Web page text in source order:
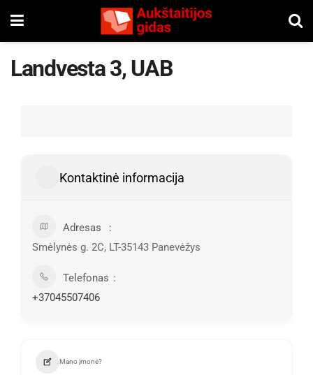
Landvesta 3, UAB
Kontaktinė informacija
Adresas
Smėlynės g. 2C, LT-35143 Panevėžys
Telefonas
+37045507406
Mano įmonė?